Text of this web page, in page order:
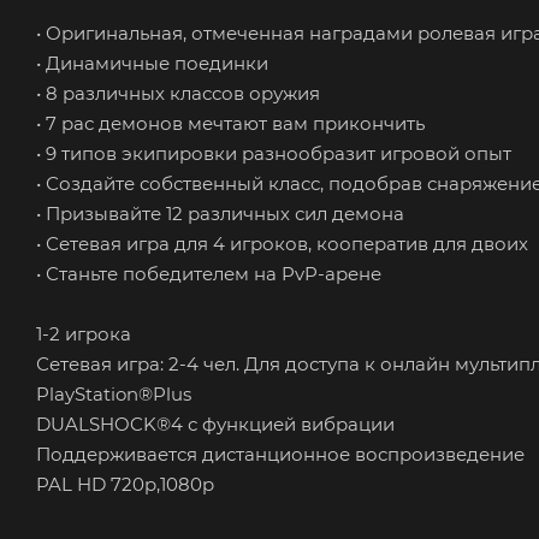
• Оригинальная, отмеченная наградами ролевая
• Динамичные поединки
• 8 различных классов оружия
• 7 рас демонов мечтают вам прикончить
• 9 типов экипировки разнообразит игровой опыт
• Создайте собственный класс, подобрав
• Призывайте 12 различных сил демона
• Сетевая игра для 4 игроков, кооператив для двоих
• Станьте победителем на PvP-арене
1-2 игрока
Сетевая игра: 2-4 чел. Для доступа к онлайн
PlayStation®Plus
DUALSHOCK®4 с функцией вибрации
Поддерживается дистанционное воспроизведение
PAL HD 720p,1080p